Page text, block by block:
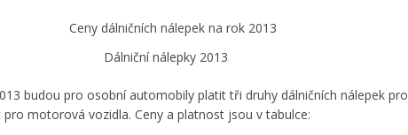
Dálniční nálepky 2013
budou pro osobní automobily platit tři druhy dálničních nálepek pro
pro motorová vozidla. Ceny a platnost jsou v tabulce: